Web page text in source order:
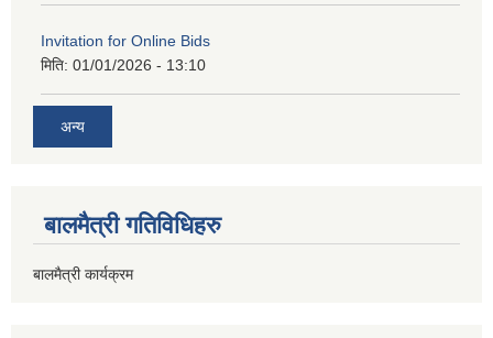
Invitation for Online Bids
मिति: 01/01/2026 - 13:10
अन्य
बालमैत्री गतिविधिहरु
बालमैत्री कार्यक्रम